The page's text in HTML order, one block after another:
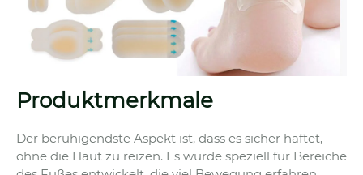
Produktmerkmale
Der beruhigendste Aspekt ist, dass es sicher haftet,
ohne die Haut zu reizen. Es wurde speziell für Bereiche